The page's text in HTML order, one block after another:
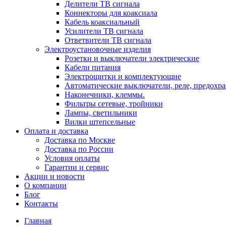
Делители ТВ сигнала
Коннекторы для коаксиала
Кабель коаксиальный
Усилители ТВ сигнала
Ответвители ТВ сигнала
Электроустановочные изделия
Розетки и выключатели электрические
Кабели питания
Электрощитки и комплектующие
Автоматические выключатели, реле,
Наконечники, клеммы.
Фильтры сетевые, тройники
Лампы, светильники
Вилки штепсельные
Оплата и доставка
Доставка по Москве
Доставка по России
Условия оплаты
Гарантии и сервис
Акции и новости
О компании
Блог
Контакты
Главная